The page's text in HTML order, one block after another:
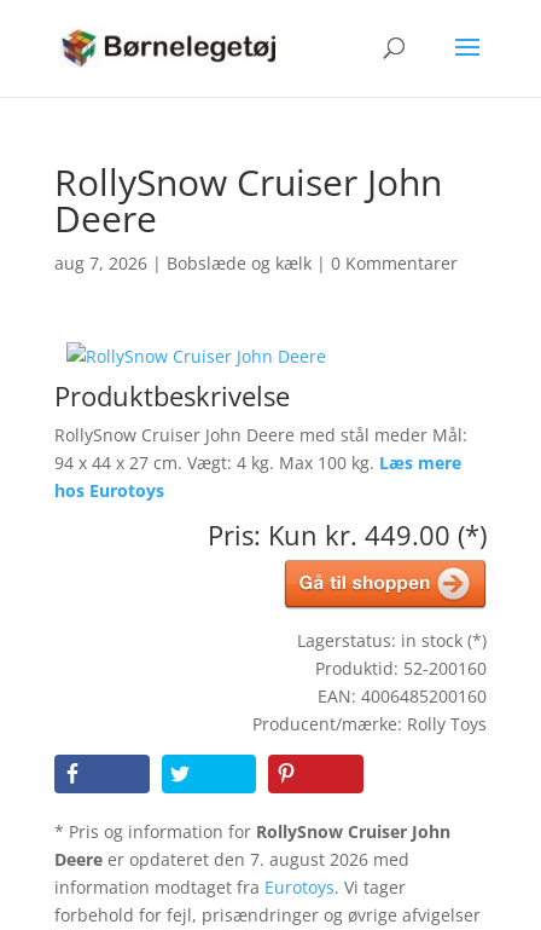
RollySnow Cruiser John
Deere
aug 7, 2026| Bobslæde og kælk| 0 Kommentarer
Produktbeskrivelse
RollySnow Cruiser John Deere med stål meder Mål:
94 x 44 x 27 cm. Vægt: 4 kg. Max 100 kg. Læs mere
hos Eurotoys
Pris: Kun kr. 449.00 (*)
Lagerstatus: in stock (*)
Produktid: 52-200160
EAN: 4006485200160
Producent/mærke: Rolly Toys
* Pris og information for RollySnow Cruiser John
Deereer opdateret den 7. august 2026 med
information modtaget fra Eurotoys. Vi tager
forbehold for fejl, prisændringer og øvrige afvigelser